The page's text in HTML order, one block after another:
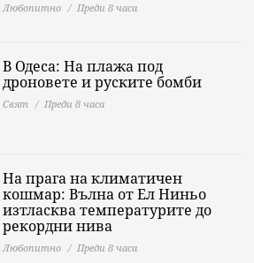
Любопитно Преди 8 часа
В Одеса: На плажа под
дроновете и руските бомби
Свят Преди 8 часа
На прага на климатичен
кошмар: Вълна от Ел Ниньо
изтласква температурите до
рекордни нива
Любопитно Преди 8 часа